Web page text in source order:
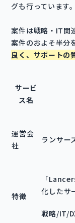
グも行っています。
案件は戦略・IT関
案件のおよそ半分
良く、サポートの
サービ
ス名
運営会
社
ランサー
特徴
「
化したサ
戦略/IT/